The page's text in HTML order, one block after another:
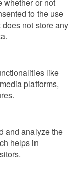
to the use
not store any
like
platforms,
and analyze the
helps in